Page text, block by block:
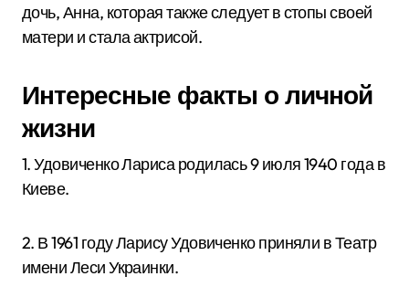
дочь, Анна, которая также следует в стопы своей
матери и стала актрисой.
Интересные факты о личной
жизни
1. Удовиченко Лариса родилась 9 июля 1940 года в
Киеве.
2. В 1961 году Ларису Удовиченко приняли в Театр
имени Леси Украинки.